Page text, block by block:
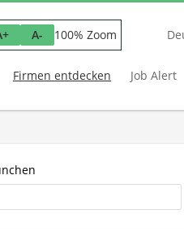
A- 100% Zoom
Firmen entdecken Job Alert